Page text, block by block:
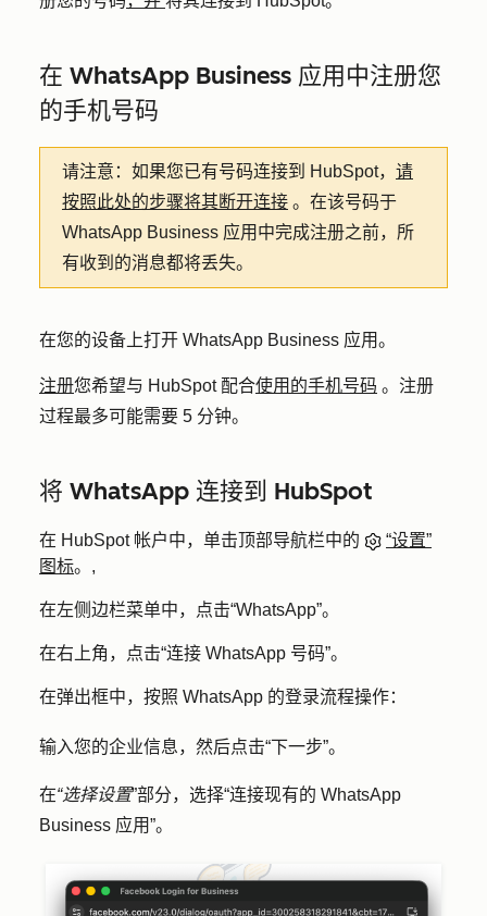
在 WhatsApp Business 应用中注册您
的手机号码
请注意： 如果您已有号码连接到 HubSpot， 请
按照此处的步骤将其断开连接 。在该号码于
WhatsApp Business 应用中完成注册之前，所
有收到的消息都将丢失。
在您的设备上打开 WhatsApp Business 应用。
注册您希望与 HubSpot 配合使用的手机号码 。注册
过程最多可能需要 5 分钟。
将 WhatsApp 连接到 HubSpot
在 HubSpot 帐户中，单击顶部导航栏中的
“设置”
图标。,
在左侧边栏菜单中，点击“WhatsApp”。
在右上角，点击“连接 WhatsApp 号码”。
在弹出框中，按照 WhatsApp 的登录流程操作：
输入您的企业信息，然后点击“下一步”。
在“选择设置”部分，选择“连接现有的 WhatsApp
Business 应用”。